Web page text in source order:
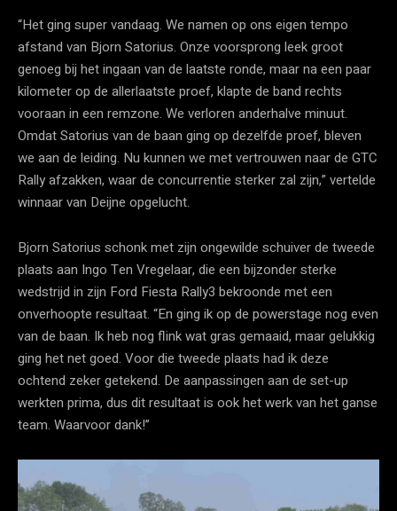
“Het ging super vandaag. We namen op ons eigen tempo
afstand van Bjorn Satorius. Onze voorsprong leek groot
genoeg bij het ingaan van de laatste ronde, maar na een paar
kilometer op de allerlaatste proef, klapte de band rechts
vooraan in een remzone. We verloren anderhalve minuut.
Omdat Satorius van de baan ging op dezelfde proef, bleven
we aan de leiding. Nu kunnen we met vertrouwen naar de GTC
Rally afzakken, waar de concurrentie sterker zal zijn,” vertelde
winnaar van Deijne opgelucht.
Bjorn Satorius schonk met zijn ongewilde schuiver de tweede
plaats aan Ingo Ten Vregelaar, die een bijzonder sterke
wedstrijd in zijn Ford Fiesta Rally3 bekroonde met een
onverhoopte resultaat. “En ging ik op de powerstage nog even
van de baan. Ik heb nog flink wat gras gemaaid, maar gelukkig
ging het net goed. Voor die tweede plaats had ik deze
ochtend zeker getekend. De aanpassingen aan de set-up
werkten prima, dus dit resultaat is ook het werk van het ganse
team. Waarvoor dank!”